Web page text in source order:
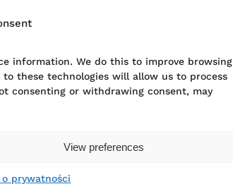
information. We do this to improve browsing
these technologies will allow us to process
consenting or withdrawing consent, may
View preferences
o prywatności